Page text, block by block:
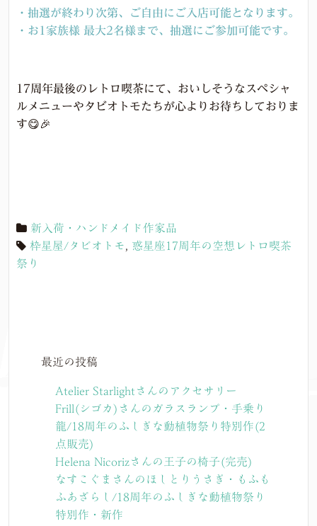
・抽選が終わり次第、
ご自由にご入店可能 となります。
・お1家族様 最大2名様まで、抽選にご参加可能です。
17周年最後のレトロ喫茶にて、おいしそうなスペシャ
ルメニューやタビオトモたちが心よりお待ちしておりま
す😋🎉
新入荷・ハンドメイド作家品
枠星屋/タビオトモ, 惑星座17周年の空想レトロ喫茶
祭り
最近の投稿
Atelier Starlightさんのアクセサリー
Frill(シゴカ)さんのガラスランプ・手乗り
龍/18周年のふしぎな動植物祭り特別作(2
点販売)
Helena Nicorizさんの王子の椅子(完売)
なすこぐまさんのほしとりうさぎ・もふも
ふあざらし/18周年のふしぎな動植物祭り
特別作・新作